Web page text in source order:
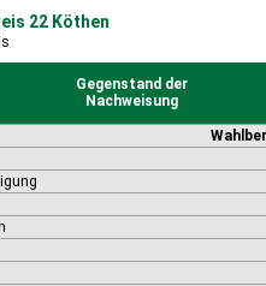
22 Köthen
Gegenstand der
Nachweisung